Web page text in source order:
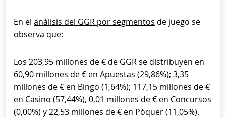
En el análisis del GGR por segmentos de juego se
observa que:
Los 203,95 millones de € de GGR se distribuyen en
60,90 millones de € en Apuestas (29,86%); 3,35
millones de € en Bingo (1,64%); 117,15 millones de €
en Casino (57,44%), 0,01 millones de € en Concursos
(0,00%) y 22,53 millones de € en Póquer (11,05%).